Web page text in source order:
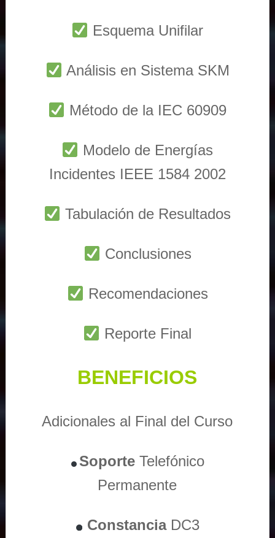
Esquema Unifilar
Análisis en Sistema SKM
Método de la IEC 60909
Modelo de Energías
Incidentes IEEE 1584 2002
Tabulación de Resultados
Conclusiones
Recomendaciones
Reporte Final
BENEFICIOS
Adicionales al Final del Curso
Soporte Telefónico
Permanente
ConstanciaDC3